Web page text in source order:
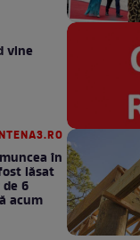
vine
în
lăsat
6
acum